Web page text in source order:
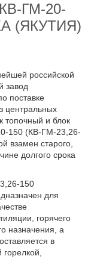
ГМ-20-
(ЯКУТИЯ)
российской
завод
поставке
центральных
топочный и блок
150 (КВ-ГМ-23,26-
взамен старого,
долгого срока
150
для
горячего
назначения, а
в